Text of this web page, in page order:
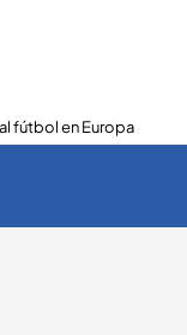
fútbol en Europa